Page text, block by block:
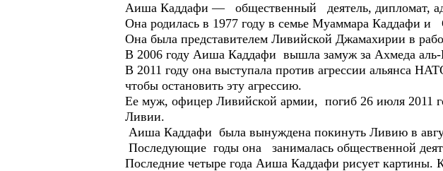
Аиша Каддафи — общественный деятель, дипломат,
Она родилась в 1977 году в семье Муаммара Каддафи
Она была представителем Ливийской Джамахирии в
В 2006 году Аиша Каддафи вышла замуж за Ахмеда аль-
В 2011 году она выступала против агрессии альянса
чтобы остановить эту агрессию.
Ее муж, офицер Ливийской армии, погиб 26 июля 2011
Ливии.
Аиша Каддафи была вынуждена покинуть Ливию в
Последующие годы она занималась общественной
Последние четыре года Аиша Каддафи рисует картины.